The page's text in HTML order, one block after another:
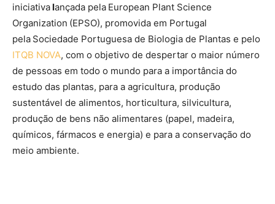
iniciativalançada pela European Plant Science
Organization (EPSO), promovida em Portugal
pela Sociedade Portuguesa de Biologia de Plantas e pelo
ITQB NOVA, com o objetivo de despertar o maior número
de pessoas em todo o mundo para a importância do
estudo das plantas, para a agricultura, produção
sustentável de alimentos, horticultura, silvicultura,
produção de bens não alimentares (papel, madeira,
químicos, fármacos e energia) e para a conservação do
meio ambiente.